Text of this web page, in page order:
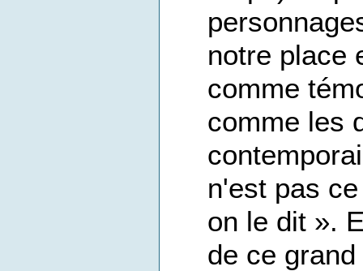
notre place
comme
comme les
n'est pas
on le dit ».
de ce